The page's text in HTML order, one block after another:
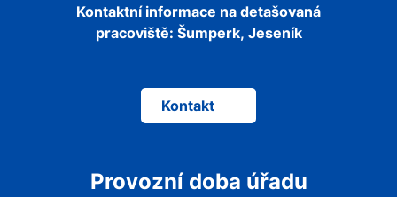
Kontaktní informace na detašovaná
pracoviště: Šumperk, Jeseník
Kontakt
Provozní doba úřadu